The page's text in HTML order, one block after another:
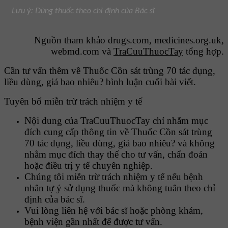
Lưu ý: Dùng thuốc theo chỉ định của Bác sĩ
Nguồn tham khảo drugs.com, medicines.org.uk,
webmd.com và TraCuuThuocTay tổng hợp.
Cần tư vấn thêm về Thuốc Cồn sát trùng 70 tác dụng,
liều dùng, giá bao nhiêu? bình luận cuối bài viết.
Tuyên bố miễn trừ trách nhiệm y tế
Nội dung của TraCuuThuocTay chỉ nhằm mục
đích cung cấp thông tin về Thuốc Cồn sát trùng
70 tác dụng, liều dùng, giá bao nhiêu? và không
nhằm mục đích thay thế cho tư vấn, chẩn đoán
hoặc điều trị y tế chuyên nghiệp.
Chúng tôi miễn trừ trách nhiệm y tế nếu bệnh
nhân tự ý sử dụng thuốc mà không tuân theo chỉ
định của bác sĩ.
Vui lòng liên hệ với bác sĩ hoặc phòng khám,
bệnh viện gần nhất để được tư vấn.